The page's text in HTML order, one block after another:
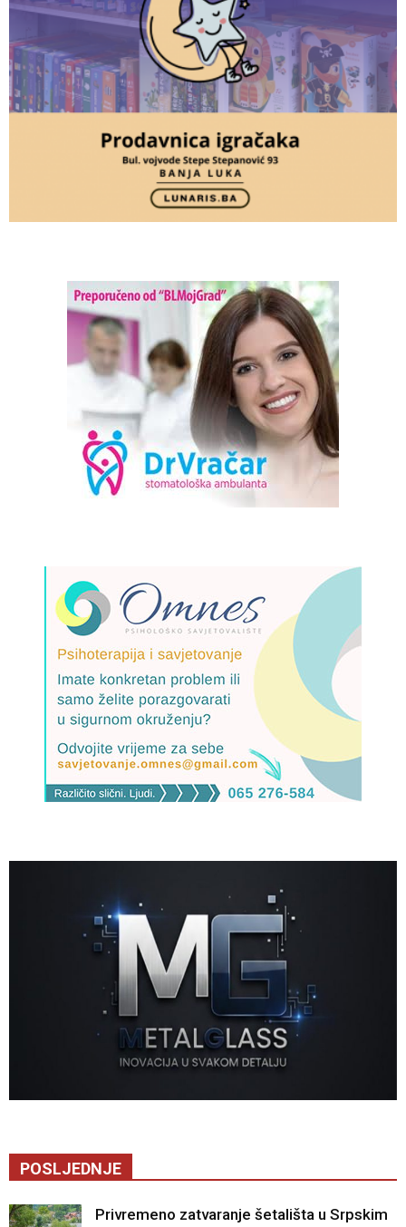
POSLJEDNJE
Privremeno zatvaranje šetališta u Srpskim